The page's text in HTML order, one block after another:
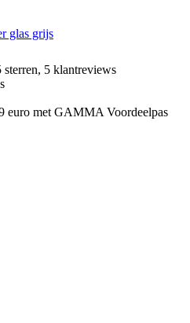
glas grijs
sterren, 5 klantreviews
euro met GAMMA Voordeelpas